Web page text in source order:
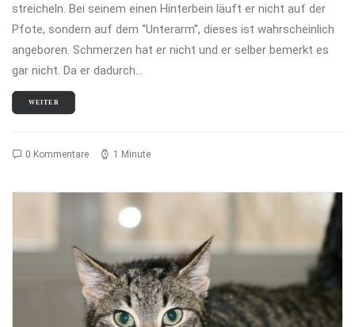
streicheln. Bei seinem einen Hinterbein läuft er nicht auf der
Pfote, sondern auf dem “Unterarm”, dieses ist wahrscheinlich
angeboren. Schmerzen hat er nicht und er selber bemerkt es
gar nicht. Da er dadurch…
WEITER
0 Kommentare 1 Minute